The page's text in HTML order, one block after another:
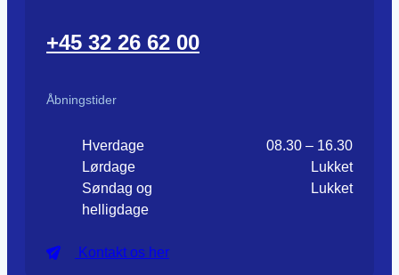
+45 32 26 62 00
Åbningstider
Hverdage
08.30 – 16.30
Lørdage
Lukket
Søndag og
helligdage
Lukket
Kontakt os her